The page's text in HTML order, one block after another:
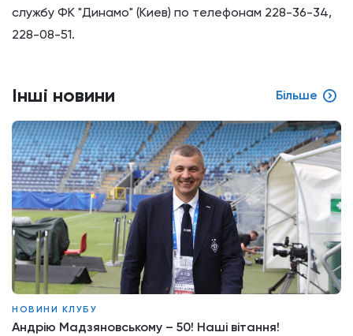
службу ФК "Динамо" (Киев) по телефонам 228-36-34,
228-08-51.
Інші новини Більше
НОВИНИ КЛУБУ
Андрію Мадзяновському – 50! Наші вітання!